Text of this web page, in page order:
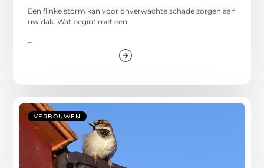
Een flinke storm kan voor onverwachte schade zorgen aan
uw dak. Wat begint met een
...
VERBOUWEN